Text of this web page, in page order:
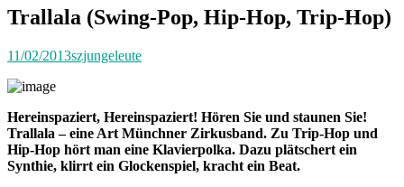
Trallala (Swing-Pop, Hip-Hop, Trip-Hop)
11/02/2013szjungeleute
Hereinspaziert, Hereinspaziert! Hören Sie und staunen Sie!
Trallala – eine Art Münchner Zirkusband. Zu Trip-Hop und
Hip-Hop hört man eine Klavierpolka. Dazu plätschert ein
Synthie, klirrt ein Glockenspiel, kracht ein Beat.